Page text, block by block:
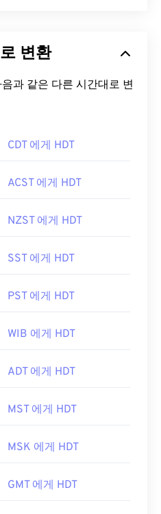
변환
과 같은 다른 시간대로 변
CDT 에게 HDT
ACST 에게 HDT
NZST 에게 HDT
SST 에게 HDT
PST 에게 HDT
WIB 에게 HDT
ADT 에게 HDT
MST 에게 HDT
MSK 에게 HDT
GMT 에게 HDT